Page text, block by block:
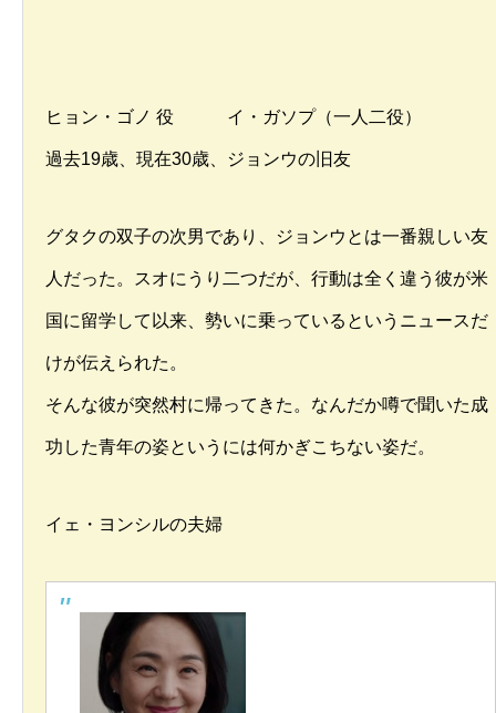
ヒョン・ゴノ 役 イ・ガソプ（一人二役）
過去19歳、現在30歳、ジョンウの旧友
グタクの双子の次男であり、ジョンウとは一番親しい友
人だった。スオにうり二つだが、行動は全く違う彼が米
国に留学して以来、勢いに乗っているというニュースだ
けが伝えられた。
そんな彼が突然村に帰ってきた。なんだか噂で聞いた成
功した青年の姿というには何かぎこちない姿だ。
イェ・ヨンシルの夫婦